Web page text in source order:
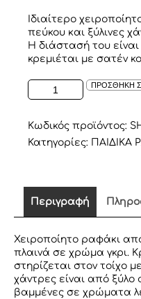
Ιδιαίτερο
πεύκου και ξύλινες
Η διάστασή του
κρεμιέται με σατέν
ΡΑΦΑΚΙ
ΚΟΥΝΙΑ
ΜΕ
ΓΚΡΙ
ποσότητα
ΠΡΟΣΘΗΚΗ
Κωδικός προϊόντος:
Κατηγορίες: ΠΑΙΔΙΚΑ
Περιγραφή
Χειροποίητο ραφάκι
πλαινά σε χρώμα γκρι.
στηρίζεται στον τοίχο
χάντρες είναι από
βαμμένες σε χρώματα